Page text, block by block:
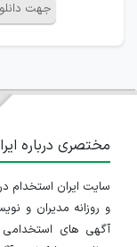
جهت
مختصری درباره
و روزانه مدیران و
آگهی های